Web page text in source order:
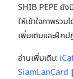
SHIB PEPE ยัง
ให้เข้าใจภาพรว
เพิ่มเติมและฝึก
อ่านเพิ่มเติม:
SiamLanCard |